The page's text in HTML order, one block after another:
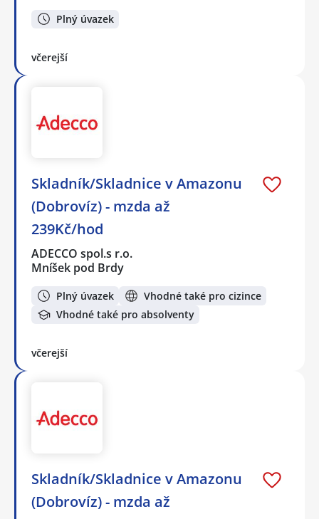
Plný úvazek
včerejší
Skladník/Skladnice v Amazonu
(Dobrovíz) - mzda až
239Kč/hod
ADECCO spol.s r.o.
Mníšek pod Brdy
Plný úvazek
Vhodné také pro cizince
Vhodné také pro absolventy
včerejší
Skladník/Skladnice v Amazonu
(Dobrovíz) - mzda až